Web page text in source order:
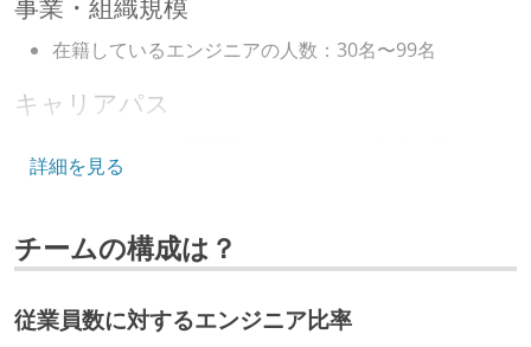
在籍しているエンジニアの人数：30名〜99名
キャリアパス
いる
など、キャリア形成を目的とした職域を超えての積極
的な異動が推奨され、実施されている
マネージャーやCTOと高頻度（月1程度）でキャリアに
詳細を見る
チームの構成は？
従業員数に対するエンジニア比率